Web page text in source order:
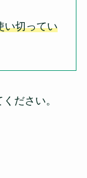
い切ってい
ださい。